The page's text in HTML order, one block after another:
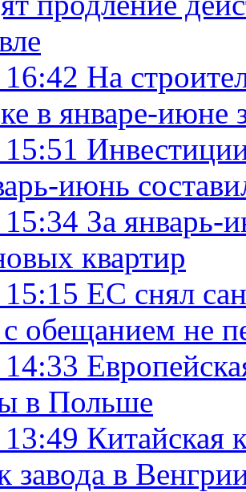
На
в январе-июне
июнь
За январь-
квартир
ЕС снял
с обещанием не
в Польше
Китайская
завода в